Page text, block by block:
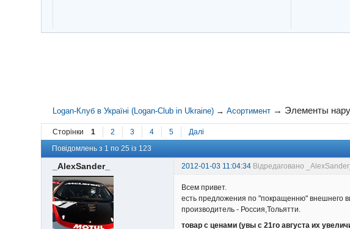
Logan-Клуб в Україні (Logan-Club in Ukraine) → Асортимент → Элементы
Сторінки 1 2 3 4 5 Далі
Повідомлень з 1 по 25 із 123
_AlexSander_ 2012-01-03 11:04:34 Відредаговано
Всем привет.
есть предложения по "покращенню" внешнего
производитель - Россия,Тольятти.
товар с ценами (увы с 21го августа их